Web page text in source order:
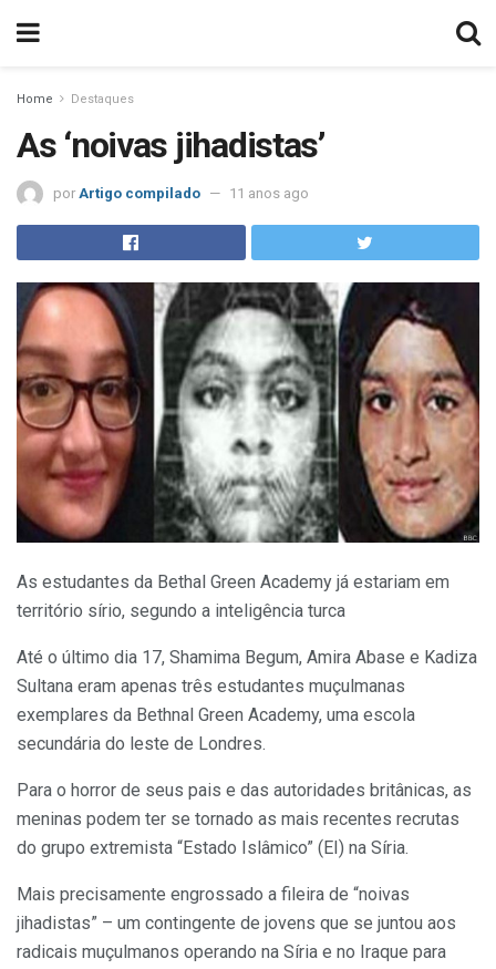
Home Destaques
As ‘noivas jihadistas’
por Artigo compilado 11 anos ago
As estudantes da Bethal Green Academy já estariam em
território sírio, segundo a inteligência turca
Até o último dia 17, Shamima Begum, Amira Abase e Kadiza
Sultana eram apenas três estudantes muçulmanas
exemplares da Bethnal Green Academy, uma escola
secundária do leste de Londres.
Para o horror de seus pais e das autoridades britânicas, as
meninas podem ter se tornado as mais recentes recrutas
do grupo extremista “Estado Islâmico” (EI) na Síria.
Mais precisamente engrossado a fileira de “noivas
jihadistas” – um contingente de jovens que se juntou aos
radicais muçulmanos operando na Síria e no Iraque para